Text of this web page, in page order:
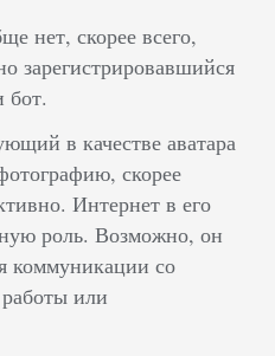
нет, скорее всего,
зарегистрировавшийся
бот.
в качестве аватара
скорее
Интернет в его
роль. Возможно, он
коммуникации со
или